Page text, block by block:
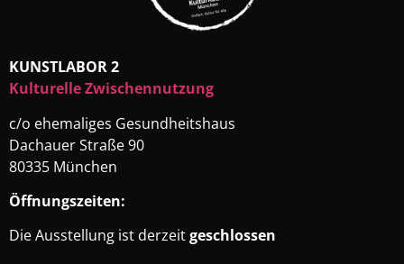
KUNSTLABOR 2
Kulturelle Zwischennutzung
c/o ehemaliges Gesundheitshaus
Dachauer Straße 90
80335 München
Öffnungszeiten:
Die Ausstellung ist derzeitgeschlossen